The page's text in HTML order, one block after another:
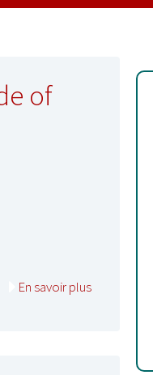
of
En savoir plus